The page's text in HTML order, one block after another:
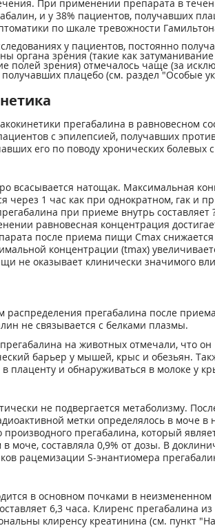
При применении препарата в
и у 38% пациентов, получавших
по шкале тревожности
у пациентов, постоянно
органа зрения (такие как
полей зрения) отмечалось чаще (за
плацебо (см. раздел "Особые
прегабалина в равновесном
с эпилепсией, получавших
его по поводу хронических
всасывается натощак. Максимальная
через 1 час как при однократном, гак и
при приеме внутрь
равновесная концентрация
после приема пищи Сmax
концентрации (tmax)
не оказывает клинически значимого
прегабалина после
не связывается с белками плазмы.
на животных отмечали, что
барьер у мышей, крыс и обезьян.
плаценту и обнаруживаться в молоке у
не подвергается метаболизму.
метки определялось в моче
производного прегабалина, который
моче, составляла 0,9% от дозы. В
рацемизации S-энантиомера
в основном почками в
6,3 часа. Клиренс прегабалина
клиренсу креатинина (см. пункт